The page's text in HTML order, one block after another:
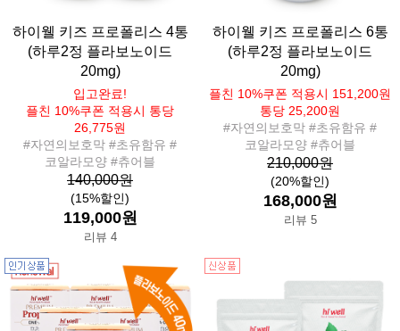
하이웰 키즈 프로폴리스 4통
(하루2정 플라보노이드
20mg)
입고완료!
플친 10%쿠폰 적용시 통당
26,775원
#자연의보호막 #초유함유 #
코알라모양 #츄어블
140,000원
(15%할인)
119,000원
리뷰 4
하이웰 키즈 프로폴리스 6통
(하루2정 플라보노이드
20mg)
플친 10%쿠폰 적용시 151,200원
통당 25,200원
#자연의보호막 #초유함유 #
코알라모양 #츄어블
210,000원
(20%할인)
168,000원
리뷰 5